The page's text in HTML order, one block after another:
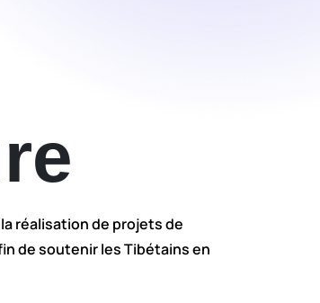
réalisation de projets de
de soutenir les Tibétains en